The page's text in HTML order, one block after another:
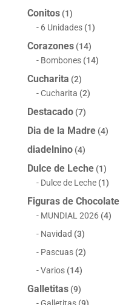
Conitos (1)
6 Unidades (1)
Corazones (14)
Bombones (14)
Cucharita (2)
Cucharita (2)
Destacado (7)
Dia de la Madre (4)
diadelnino (4)
Dulce de Leche (1)
Dulce de Leche (1)
Figuras de Chocolate
MUNDIAL 2026 (4)
Navidad (3)
Pascuas (2)
Varios (14)
Galletitas (9)